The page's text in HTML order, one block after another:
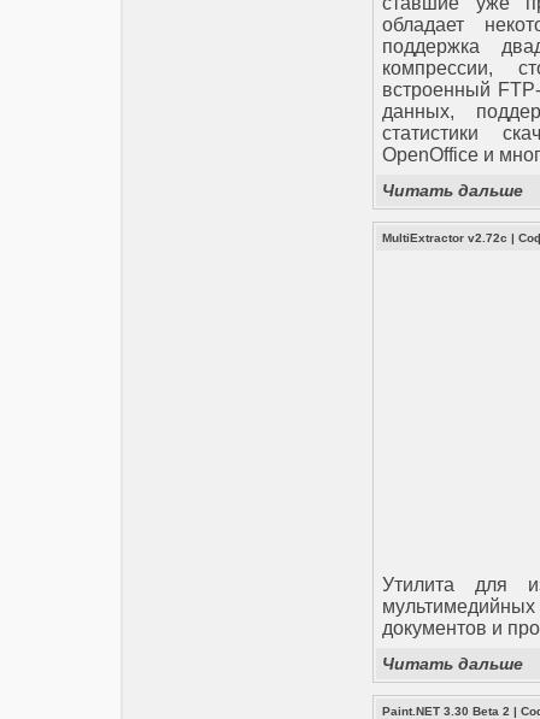
обладает
поддержка
компрессии,
встроенный
данных,
статистики
OpenOffice и
Читать дальше
MultiExtractor v2.72c |
Утилита для
документов и
Читать дальше
Paint.NET 3.30 Beta 2 |